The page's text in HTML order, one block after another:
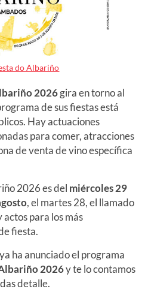
do Albariño
2026gira en torno al
de sus fiestas está
Hay actuaciones
para comer, atracciones
de venta de vino específica
2026 es del miércoles 29
, el martes 28, el llamado
actos para los más
fiesta.
ya ha anunciado el programa
2026y te lo contamos
detalle.